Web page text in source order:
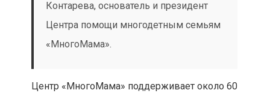
Контарева, основатель и президент
Центра помощи многодетным семьям
«МногоМама».
Центр «МногоМама» поддерживает около 60